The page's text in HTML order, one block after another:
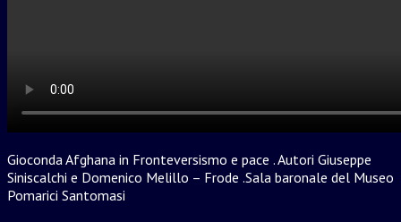
Gioconda Afghana in Fronteversismo e pace . Autori Giuseppe
Siniscalchi e Domenico Melillo – Frode .Sala baronale del Museo
Pomarici Santomasi